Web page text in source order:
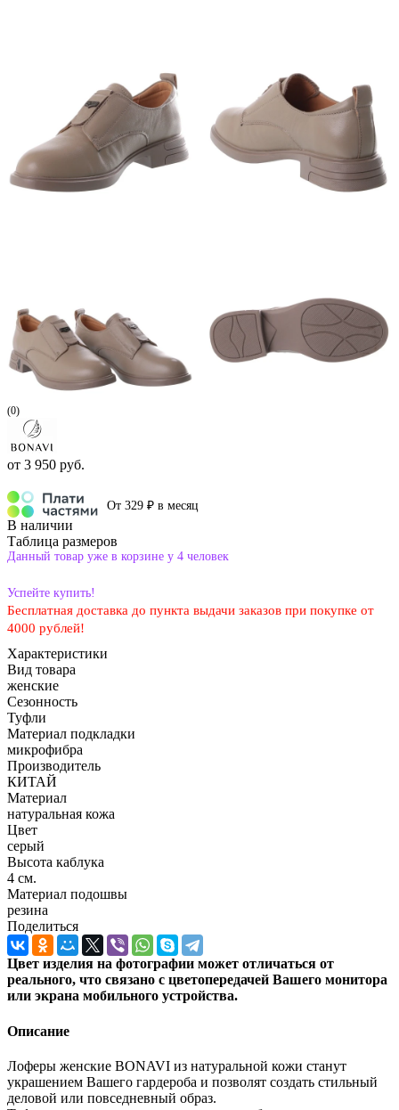
(0)
от 3 950 руб.
От 329 ₽ в месяц
В наличии
Таблица размеров
Данный товар уже в корзине у 4 человек
Успейте купить!
Бесплатная доставка до пункта выдачи заказов при покупке от
4000 рублей!
Характеристики
Вид товара
женские
Сезонность
Туфли
Материал подкладки
микрофибра
Производитель
КИТАЙ
Материал
натуральная кожа
Цвет
серый
Высота каблука
4 см.
Материал подошвы
резина
Поделиться
Цвет изделия на фотографии может отличаться от
реального, что связано с цветопередачей Вашего монитора
или экрана мобильного устройства.
Описание
Лоферы женские BONAVI из натуральной кожи станут
украшением Вашего гардероба и позволят создать стильный
деловой или повседневный образ.